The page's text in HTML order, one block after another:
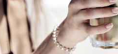
lavar o ferimento com
assistência médica para
pois pode agravar a